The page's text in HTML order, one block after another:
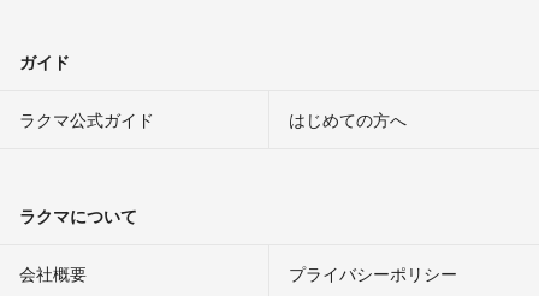
ガイド
ラクマ公式ガイド はじめての方へ
ラクマについて
会社概要 プライバシーポリシー